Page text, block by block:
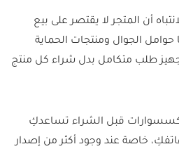
أن المتجر لا يقتصر على بيع
الجوال ومنتجات الحماية
طلب متكامل بدل شراء كل منتج
قبل الشراء تساعدكِ
خاصة عند وجود أكثر من إصدار